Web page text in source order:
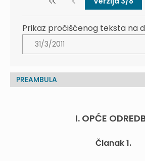
Prikaz pročišćenog teksta na
PREAMBULA
I. OPĆE
Članak 1.